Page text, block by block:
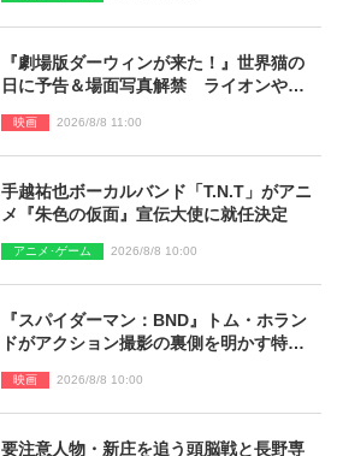
『劇場版ダーウィンが来た！』世界猫の
日に予告＆場面写真解禁 ライオンやマ
映画 2026/8/8 11:00
手越祐也ボーカルバンド「T.N.T」がアニ
メ『朱色の仮面』宣伝大使に就任決定
アニメ･ゲーム 2026/8/8 10:00
『スパイダーマン：BND』トム・ホラン
ドがアクション撮影の裏側を明かす特別
映画 2026/8/8 10:00
要注意人物・新庄を追う頭脳戦と長野専